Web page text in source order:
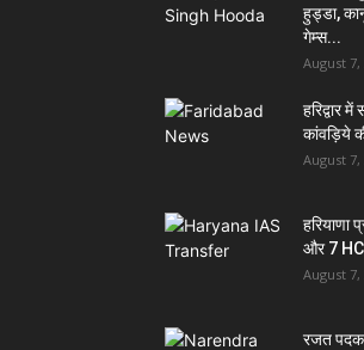
हुड्डा,
गेम्स...
August 7,
हरिद्वार
कांवड़िये
August 7,
हरियाणा
और 7
August 7,
रजत पदक